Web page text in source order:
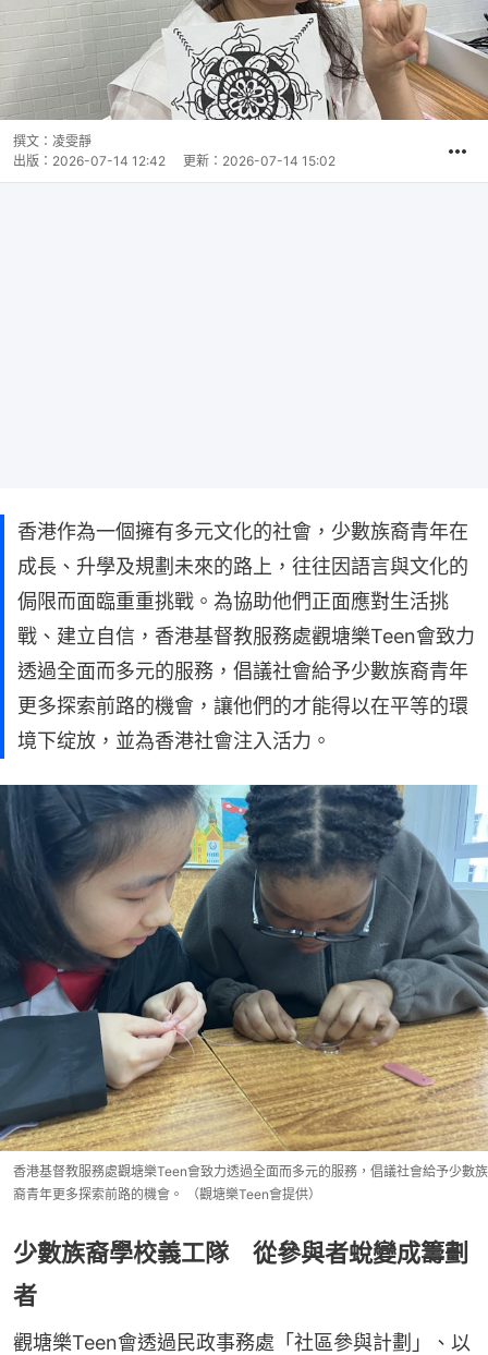
撰文： 凌雯靜
出版： 2026-07-14 12:42 更新： 2026-07-14 15:02
香港作為一個擁有多元文化的社會，少數族裔青年在
成長、升學及規劃未來的路上，往往因語言與文化的
侷限而面臨重重挑戰。為協助他們正面應對生活挑
戰、建立自信，香港基督教服務處觀塘樂Teen會致力
透過全面而多元的服務，倡議社會給予少數族裔青年
更多探索前路的機會，讓他們的才能得以在平等的環
境下绽放，並為香港社會注入活力。
香港基督教服務處觀塘樂Teen會致力透過全面而多元的服務，倡議社會給予少數族
裔青年更多探索前路的機會。 （觀塘樂Teen會提供）
少數族裔學校義工隊 從參與者蛻變成籌劃
者
觀塘樂Teen會透過民政事務處「社區參與計劃」、以